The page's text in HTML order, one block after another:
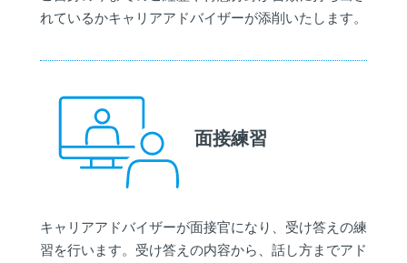
れているかキャリアアドバイザーが添削いたします。
面接練習
キャリアアドバイザーが面接官になり、受け答えの練
習を行います。受け答えの内容から、話し方までアド